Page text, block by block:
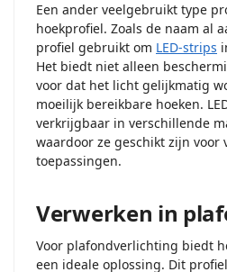
Een ander veelgebruikt type
hoekprofiel. Zoals de naam al
profiel gebruikt om LED-strips
Het biedt niet alleen
voor dat het licht gelijkmatig
moeilijk bereikbare hoeken.
verkrijgbaar in verschillende
waardoor ze geschikt zijn voor
toepassingen.
Verwerken in
Voor plafondverlichting biedt
een ideale oplossing. Dit